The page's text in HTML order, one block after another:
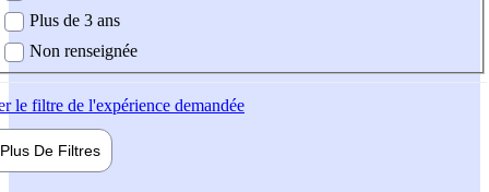
Plus de 3 ans
Non renseignée
le filtre de l'expérience demandée
Plus De Filtres